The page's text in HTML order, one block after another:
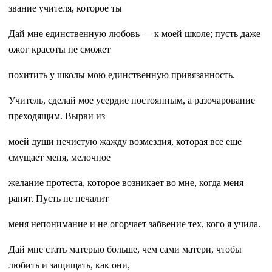
звание учителя, которое ты
Дай мне единственную любовь — к моей школе; пусть даже
ожог красоты не сможет
похитить у школы мою единственную привязанность.
Учитель, сделай мое усердие постоянным, а разочарование
преходящим. Вырви из
моей души нечистую жажду возмездия, которая все еще
смущает меня, мелочное
желание протеста, которое возникает во мне, когда меня
ранят. Пусть не печалит
меня непонимание и не огорчает забвение тех, кого я учила.
Дай мне стать матерью больше, чем сами матери, чтобы
любить и защищать, как они,